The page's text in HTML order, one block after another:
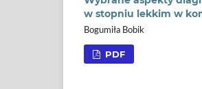
w stopniu lekkim w
Bogumiła Bobik
PDF